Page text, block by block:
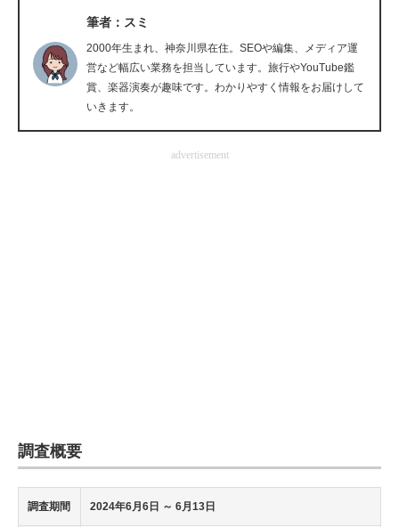
電子設計の基本と応用
エネルギーの専門メディア
ちょっと気になるネットの話題
筆者：スミ
2000年生まれ、神奈川県在住。SEOや編集、メディア運
営など幅広い業務を担当しています。旅行やYouTube鑑
賞、楽器演奏が趣味です。わかりやすく情報をお届けして
いきます。
advertisement
調査概要
調査期間 2024年6月6日 ～ 6月13日